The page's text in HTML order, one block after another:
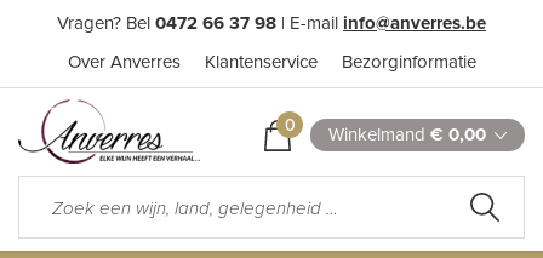
Vragen? Bel 0472 66 37 98 | E-mail info@anverres.be
Over Anverres Klantenservice Bezorginformatie
0 Winkelmand € 0,00